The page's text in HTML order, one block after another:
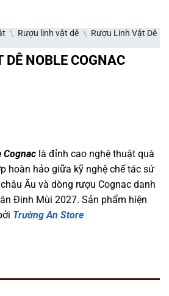
\ Rượu linh vật dê \ Rượu Linh Vật Dê
NOBLE COGNAC
Cognac là đỉnh cao nghệ thuật quà
hoàn hảo giữa kỹ nghệ chế tác sứ
Âu và dòng rượu Cognac danh
Đinh Mùi 2027. Sản phẩm hiện
Trường An Store